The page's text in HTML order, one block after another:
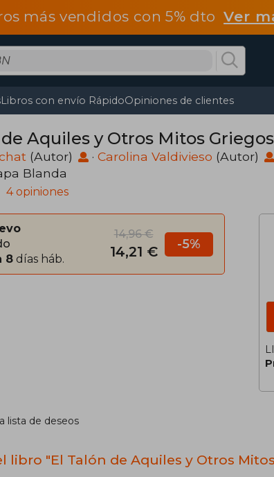
más vendidos con 5% dtoVer
Libros con envío RápidoOpiniones de clientes
de Aquiles y Otros Mitos Griegos
(Autor) · Carolina Valdivieso (Autor)
Blanda
4 opiniones
8 días háb.
14,96 €
14,21 € -5%
lista de deseos
libro "El Talón de Aquiles y Otros